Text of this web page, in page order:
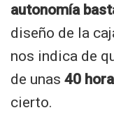
autonomía
diseño de la
nos indica de
de unas 40
cierto.